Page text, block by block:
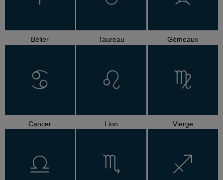
Bélier Taureau Gémeaux
Cancer Lion Vierge